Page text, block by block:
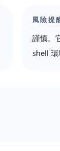
風險提
謹慎。
shell 環